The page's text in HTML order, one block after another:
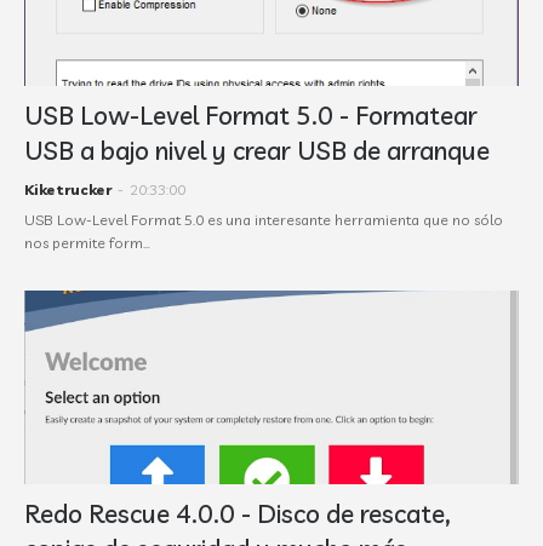
USB Low-Level Format 5.0 - Formatear
USB a bajo nivel y crear USB de arranque
Kiketrucker - 20:33:00
USB Low-Level Format 5.0 es una interesante herramienta que no sólo
nos permite form…
Redo Rescue 4.0.0 - Disco de rescate,